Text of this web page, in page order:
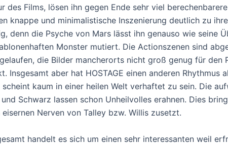
des Films, lösen ihn gegen Ende sehr viel
knappe und minimalistische Inszenierung deutlich zu
denn die Psyche von Mars lässt ihn genauso wie seine
Monster mutiert. Die Actionszenen sind
die Bilder mancherorts nicht groß genug für den
Insgesamt aber hat HOSTAGE einen anderen
scheint kaum in einer heilen Welt verhaftet zu sein. Die
und Schwarz lassen schon Unheilvolles erahnen. Dies
eisernen Nerven von Talley bzw. Willis zusetzt.
handelt es sich um einen sehr interessanten weil